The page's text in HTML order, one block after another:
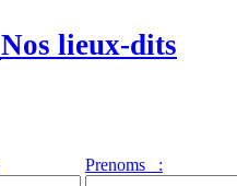
Nos lieux-dits
Prenoms :